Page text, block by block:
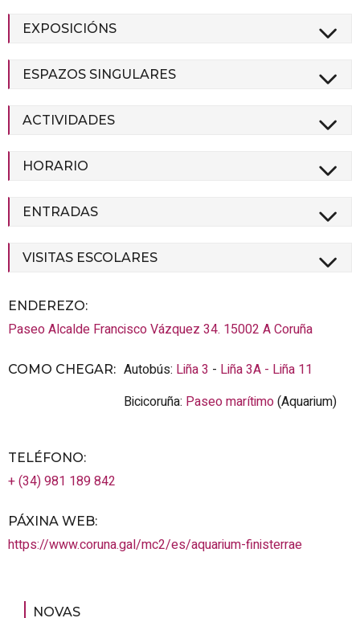
EXPOSICIÓNS
ESPAZOS SINGULARES
ACTIVIDADES
HORARIO
ENTRADAS
VISITAS ESCOLARES
ENDEREZO:
Paseo Alcalde Francisco Vázquez 34. 15002 A Coruña
COMO CHEGAR: Autobús: Liña 3 - Liña 3A - Liña 11
Bicicoruña: Paseo marítimo(Aquarium)
TELÉFONO:
+ (34) 981 189 842
PÁXINA WEB:
https://www.coruna.gal/mc2/es/aquarium-finisterrae
NOVAS